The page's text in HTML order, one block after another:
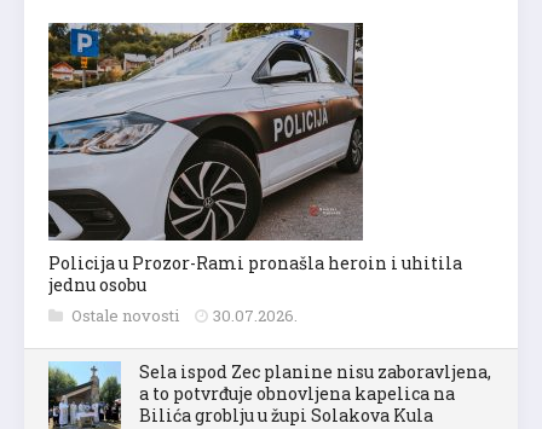
Policija u Prozor-Rami pronašla heroin i uhitila
jednu osobu
Ostale novosti 30.07.2026.
Sela ispod Zec planine nisu zaboravljena,
a to potvrđuje obnovljena kapelica na
Bilića groblju u župi Solakova Kula